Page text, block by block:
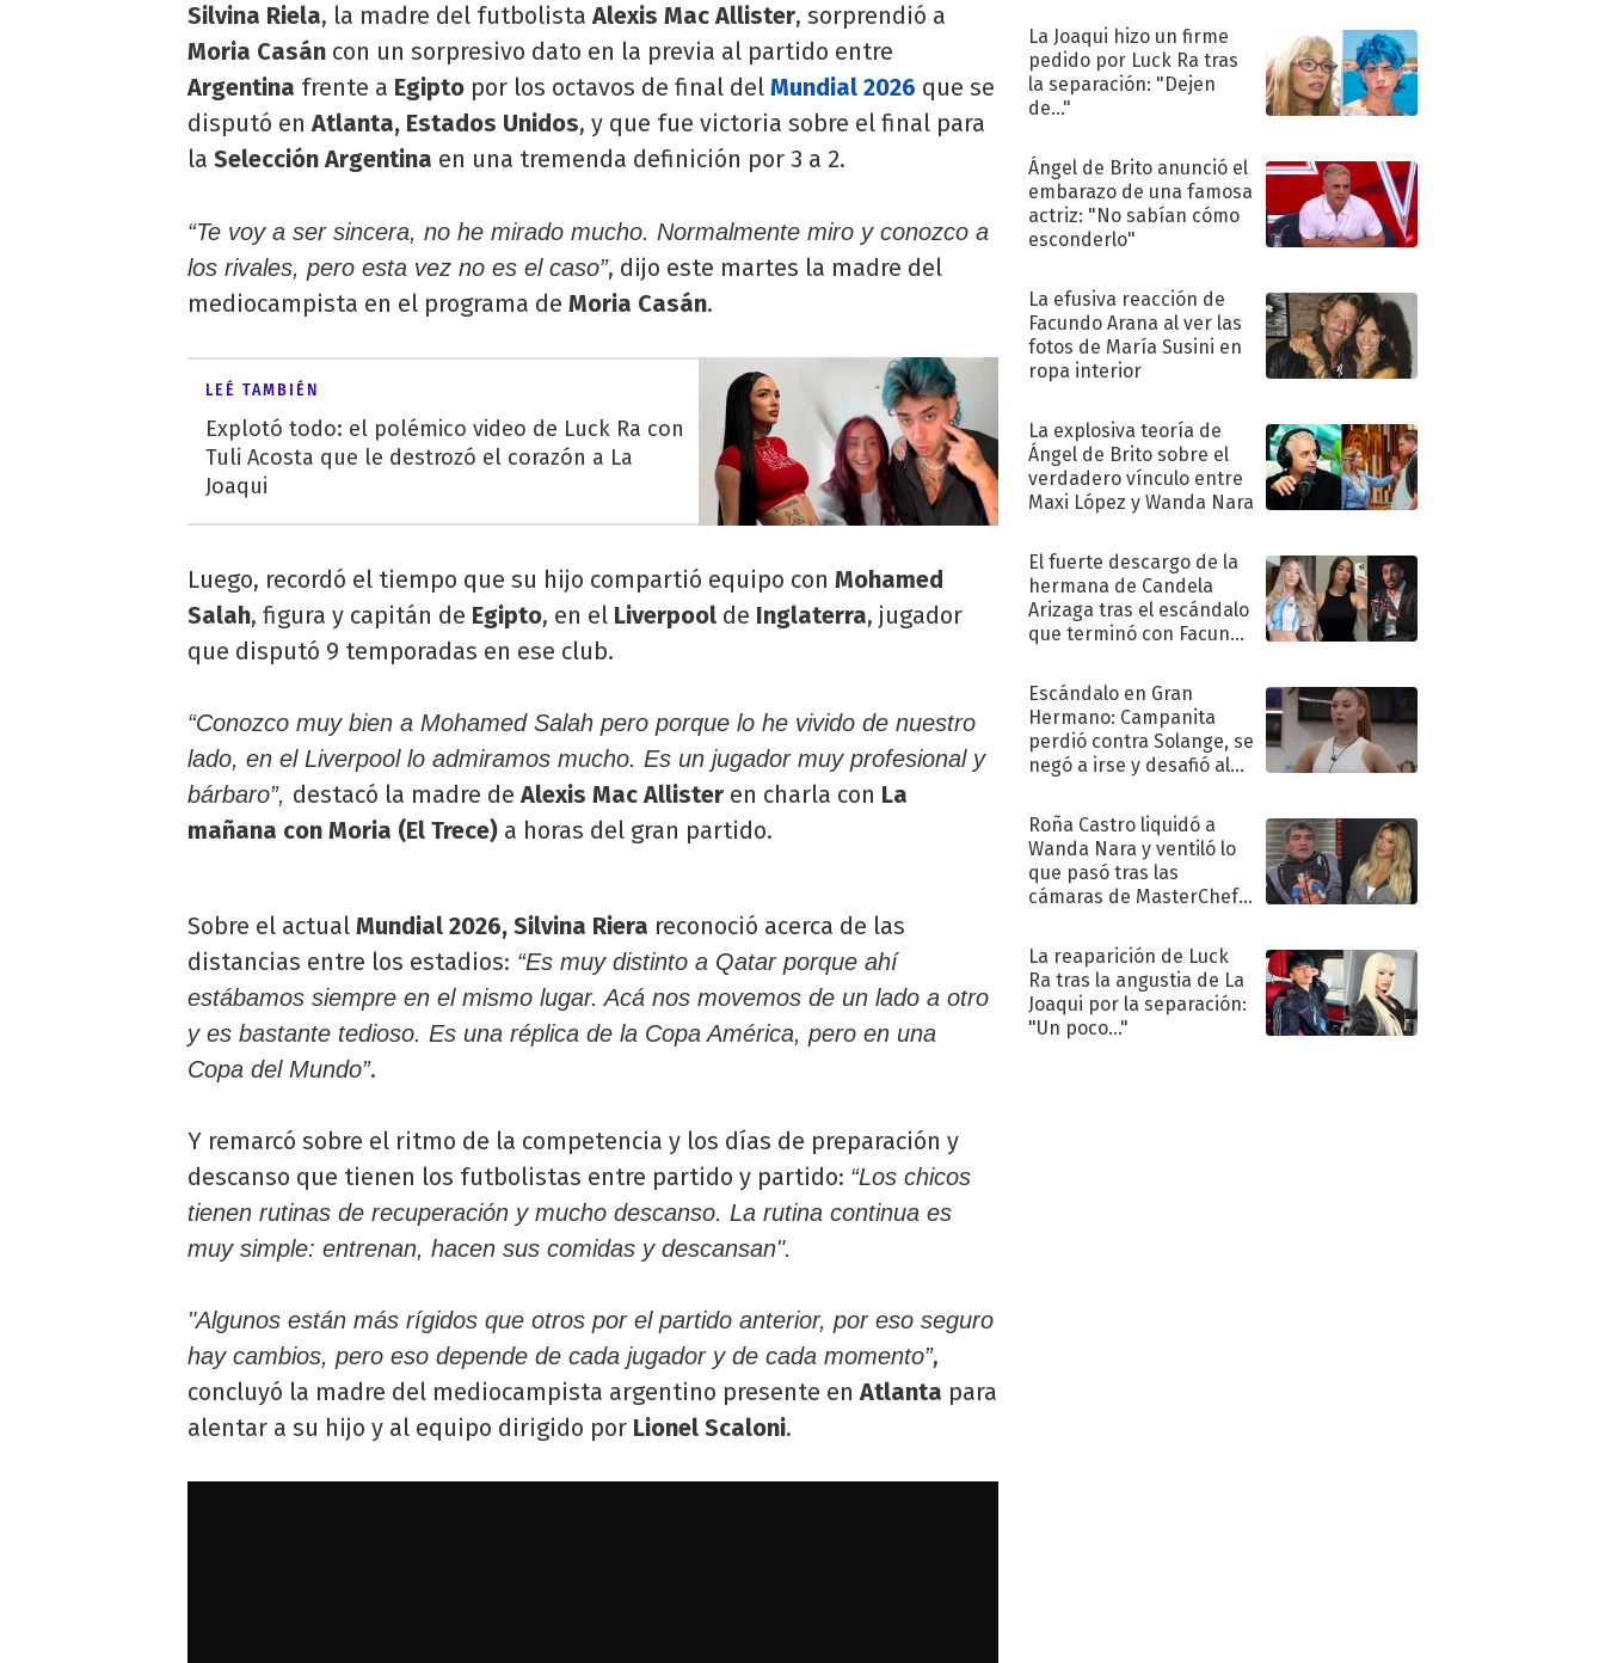
Silvina Riela, la madre del futbolistaAlexis Mac Allister, sorprendió a
Moria Casán con un sorpresivo dato en la previa al partido entre
Argentina frente a Egipto por los octavos de final del Mundial 2026 que se
disputó enAtlanta, Estados Unidos, y que fue victoria sobre el final para
la Selección Argentina en una tremenda definición por 3 a 2.
“Te voy a ser sincera, no he mirado mucho. Normalmente miro y conozco a
los rivales, pero esta vez no es el caso”, dijo este martes la madre del
mediocampista en el programa de Moria Casán.
LEÉ TAMBIÉN
Explotó todo: el polémico video de Luck Ra con
Tuli Acosta que le destrozó el corazón a La
Joaqui
Luego, recordó el tiempo que su hijo compartió equipo con Mohamed
Salah, figura y capitán de Egipto, en el Liverpool de Inglaterra, jugador
que disputó 9 temporadas en ese club.
“Conozco muy bien a Mohamed Salah pero porque lo he vivido de nuestro
lado, en el Liverpool lo admiramos mucho. Es un jugador muy profesional y
bárbaro”, destacó la madre de Alexis Mac Allister en charla con La
mañana con Moria (El Trece) a horas del gran partido.
Sobre el actual Mundial 2026, Silvina Riera reconoció acerca de las
distancias entre los estadios: “Es muy distinto a Qatar porque ahí
estábamos siempre en el mismo lugar. Acá nos movemos de un lado a otro
y es bastante tedioso. Es una réplica de la Copa América, pero en una
Copa del Mundo”.
Y remarcó sobre el ritmo de la competencia y los días de preparación y
descanso que tienen los futbolistas entre partido y partido: “Los chicos
tienen rutinas de recuperación y mucho descanso. La rutina continua es
muy simple: entrenan, hacen sus comidas y descansan".
"Algunos están más rígidos que otros por el partido anterior, por eso seguro
hay cambios, pero eso depende de cada jugador y de cada momento”,
concluyó la madre del mediocampista argentino presente enAtlanta para
alentar a su hijo y al equipo dirigido por Lionel Scaloni.
La Joaqui hizo un firme
pedido por Luck Ra tras
la separación: "Dejen
de..."
Ángel de Brito anunció el
embarazo de una famosa
actriz: "No sabían cómo
esconderlo"
La efusiva reacción de
Facundo Arana al ver las
fotos de María Susini en
ropa interior
La explosiva teoría de
Ángel de Brito sobre el
verdadero vínculo entre
Maxi López y Wanda Nara
El fuerte descargo de la
hermana de Candela
Arizaga tras el escándalo
que terminó con Facundo
Escándalo en Gran
Hermano: Campanita
perdió contra Solange, se
negó a irse y desafió al
Roña Castro liquidó a
Wanda Nara y ventiló lo
que pasó tras las
cámaras de MasterChef
La reaparición de Luck
Ra tras la angustia de La
Joaqui por la separación:
"Un poco..."